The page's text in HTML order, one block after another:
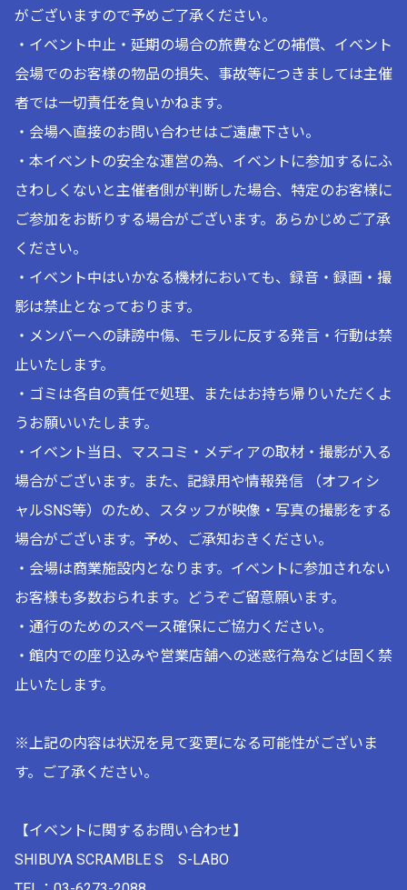
がございますので予めご了承ください。
・イベント中止・延期の場合の旅費などの補償、イベント
会場でのお客様の物品の損失、事故等につきましては主催
者では一切責任を負いかねます。
・会場へ直接のお問い合わせはご遠慮下さい。
・本イベントの安全な運営の為、イベントに参加するにふ
さわしくないと主催者側が判断した場合、特定のお客様に
ご参加をお断りする場合がございます。あらかじめご了承
ください。
・イベント中はいかなる機材においても、録音・録画・撮
影は禁止となっております。
・メンバーへの誹謗中傷、モラルに反する発言・行動は禁
止いたします。
・ゴミは各自の責任で処理、またはお持ち帰りいただくよ
うお願いいたします。
・イベント当日、マスコミ・メディアの取材・撮影が入る
場合がございます。また、記録用や情報発信 （オフィシ
ャルSNS等）のため、スタッフが映像・写真の撮影をする
場合がございます。予め、ご承知おきください。
・会場は商業施設内となります。イベントに参加されない
お客様も多数おられます。どうぞご留意願います。
・通行のためのスペース確保にご協力ください。
・館内での座り込みや営業店舗への迷惑行為などは固く禁
止いたします。
※上記の内容は状況を見て変更になる可能性がございま
す。ご了承ください。
【イベントに関するお問い合わせ】
SHIBUYA SCRAMBLE S S-LABO